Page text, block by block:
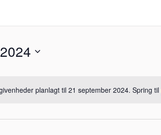
Notice
planlagt til 21 september 2024. Spring til